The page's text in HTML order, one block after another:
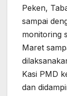
Peken,
sampai
monitoring
Maret
Kasi PMD
dan